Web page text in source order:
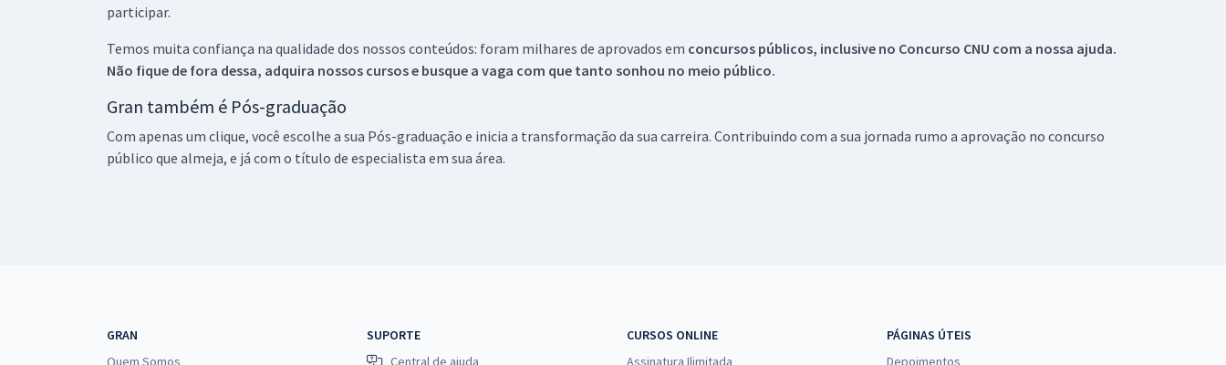
participar.
Temos muita confiança na qualidade dos nossos conteúdos: foram milhares de aprovados em concursos públicos, inclusive no Concurso CNU com a nossa ajuda.
Não fique de fora dessa, adquira nossos cursos e busque a vaga com que tanto sonhou no meio público.
Gran também é Pós-graduação
Com apenas um clique, você escolhe a sua Pós-graduação e inicia a transformação da sua carreira. Contribuindo com a sua jornada rumo a aprovação no concurso
público que almeja, e já com o título de especialista em sua área.
GRAN
Quem Somos
SUPORTE
Central de ajuda
CURSOS ONLINE
Assinatura Ilimitada
PÁGINAS ÚTEIS
Depoimentos